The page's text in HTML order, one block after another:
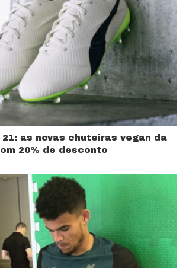
21: as novas chuteiras vegan da
20% de desconto